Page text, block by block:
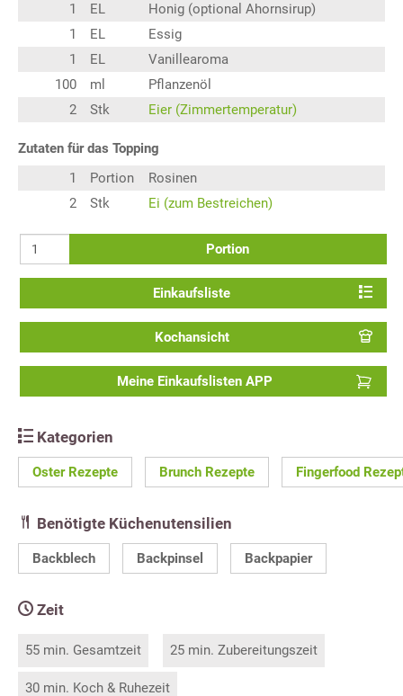
1
EL
Honig (optional Ahornsirup)
1
EL
Essig
1
EL
Vanillearoma
100
ml
Pflanzenöl
2
Stk Eier (Zimmertemperatur)
Zutaten für das Topping
1
Portion
Rosinen
2
Stk Ei (zum Bestreichen)
Portion
Einkaufsliste
Kochansicht
Meine Einkaufslisten APP
Kategorien
Oster Rezepte Brunch Rezepte Fingerfood
Benötigte Küchenutensilien
Backblech Backpinsel Backpapier
Zeit
55 min. Gesamtzeit 25 min. Zubereitungszeit
30 min. Koch & Ruhezeit